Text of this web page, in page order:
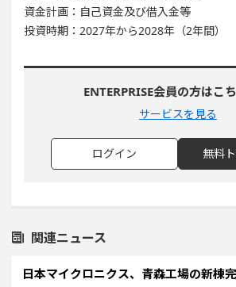
資金計画：自己資金及び借入金等
投資時期：2027年から2028年（2年間）
ENTERPRISE会員の方はこ
サービスを見る
ログイン 無料
関連ニュース
日本マイクロニクス、青森工場の新棟